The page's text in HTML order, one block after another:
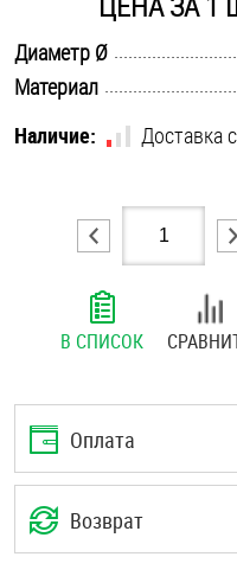
Стопорные кольца
Такелаж
Шайбы
Шпильки
Штифты и пальцы
Диаметр Ø
Материал
Наличие:
Доставка
В СПИСОК
Оплата
Возврат